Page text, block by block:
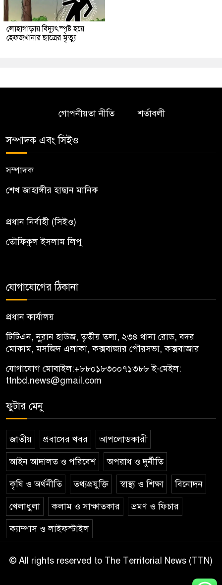
লোহাগাড়ায় বিদ্যুৎস্পৃষ্ট হয়ে
হেফজখানার ছাত্রের মৃত্যু
গোপনীয়তা নীতি শর্তাবলী
সম্পাদক এবং সিইও
সম্পাদক
শেখ জাহাঙ্গীর হাছান মানিক
প্রধান নির্বাহী (সিইও)
তৌফিকুল ইসলাম লিপু
যোগাযোগের ঠিকানা
প্রধান কার্যালয়
টিটিএন, নু্রান হাউজ, তৃতীয় তলা, ২৩৪ থানা রোড, বদর
মোকাম, মসজিদ এলাকা, কক্সবাজার পৌরসভা, কক্সবাজার
যোগাযোগ মোবাইল:+৮৮০১৮৩০০৭১৩৮৮ই-মেইল:
ttnbd.news@gmail.com
ফুটার মেনু
জাতীয় প্রবাসের খবর আপলোডকারী
আইন আদালত ও পরিবেশ অপরাধ ও দুর্নীতি
কৃষি ও অর্থনীতি তথ্যপ্রযুক্তি স্বাস্থ্য ও শিক্ষা বিনোদন
খেলাধুলা কলাম ও সাক্ষাতকার ভ্রমণ ও ফিচার
ক্যাম্পাস ও লাইফস্টাইল
© All rights reserved to The Territorial News (TTN)